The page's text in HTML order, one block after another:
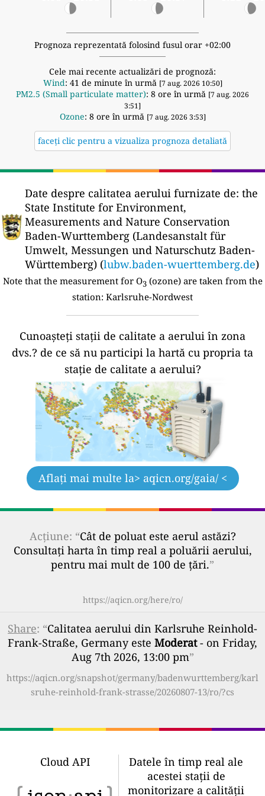
Prognoza reprezentată folosind fusul orar +02:00
Cele mai recente actualizări de prognoză:
Wind: 41 de minute în urmă [7 aug. 2026 10:50]
PM2.5 (Small particulate matter): 8 ore în urmă [7 aug. 2026
3:51]
Ozone: 8 ore în urmă [7 aug. 2026 3:53]
faceți clic pentru a vizualiza prognoza detaliată
Date despre calitatea aerului furnizate de: the
State Institute for Environment,
Measurements and Nature Conservation
Baden-Wurttemberg (Landesanstalt für
Umwelt, Messungen und Naturschutz Baden-
Württemberg) (lubw.baden-wuerttemberg.de)
Note that the measurement for O3(ozone) are taken from the
station: Karlsruhe-Nordwest
Cunoașteți stații de calitate a aerului în zona
dvs.? de ce să nu participi la hartă cu propria ta
stație de calitate a aerului?
Aflați mai multe la> aqicn.org/gaia/ <
Acțiune: “Cât de poluat este aerul astăzi?
Consultați harta în timp real a poluării aerului,
pentru mai mult de 100 de țări.”
https://aqicn.org/here/ro/
Share: “Calitatea aerului din Karlsruhe Reinhold-
Frank-Straße, Germany este Moderat- on Friday,
Aug 7th 2026, 13:00 pm”
https://aqicn.org/snapshot/germany/badenwurttemberg/karl
sruhe-reinhold-frank-strasse/20260807-13/ro/?cs
Cloud API
Datele în timp real ale
acestei stații de
monitorizare a calității